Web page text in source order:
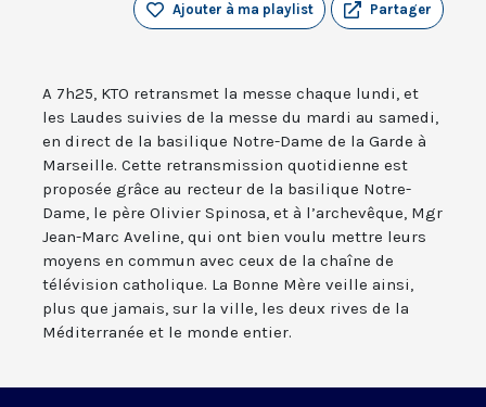
Partager
Ajouter à ma playlist
A 7h25, KTO retransmet la messe chaque lundi, et
les Laudes suivies de la messe du mardi au samedi,
en direct de la basilique Notre-Dame de la Garde à
Marseille. Cette retransmission quotidienne est
proposée grâce au recteur de la basilique Notre-
Dame, le père Olivier Spinosa, et à l’archevêque, Mgr
Jean-Marc Aveline, qui ont bien voulu mettre leurs
moyens en commun avec ceux de la chaîne de
télévision catholique. La Bonne Mère veille ainsi,
plus que jamais, sur la ville, les deux rives de la
Méditerranée et le monde entier.